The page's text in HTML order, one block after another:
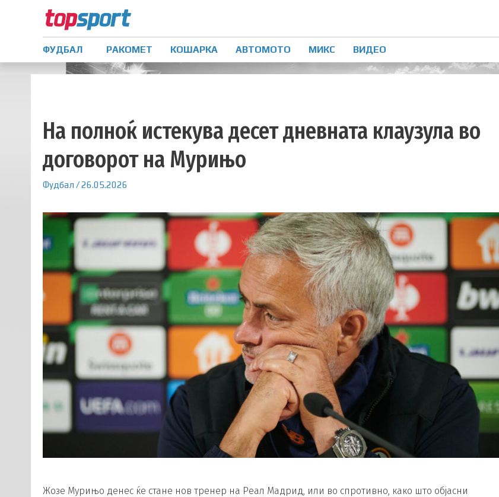
ФУДБАЛ РАКОМЕТ КОШАРКА АВТОМОТО МИКС ВИДЕО
На полноќ истекува десет дневната клаузула во
договорот на Мурињо
Фудбал /26.05.2026
Жозе Мурињо денес ќе стане нов тренер на Реал Мадрид, или во спротивно, како што објасни